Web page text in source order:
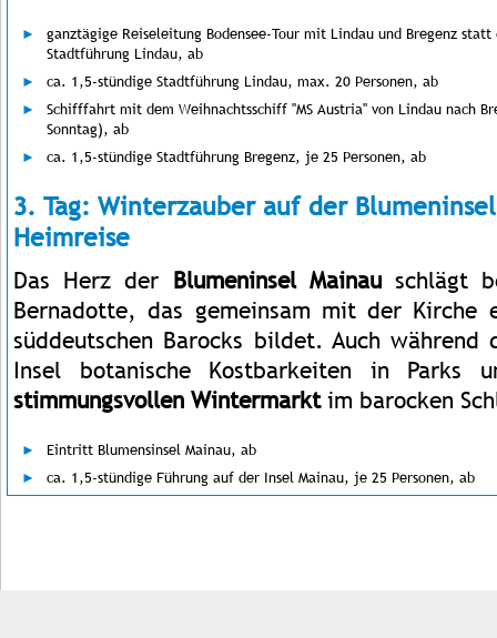
ganztägige Reiseleitung Bodensee-Tour mit Lindau und Bregenz
Stadtführung Lindau, ab
ca. 1,5-stündige Stadtführung Lindau, max. 20 Personen, ab
Schifffahrt mit dem Weihnachtsschiff "MS Austria" von Lindau nach
Sonntag), ab
ca. 1,5-stündige Stadtführung Bregenz, je 25 Personen, ab
3. Tag: Winterzauber auf der
Heimreise
Das Herz der Blumeninsel Mainauschlägt
Bernadotte, das gemeinsam mit der Kirche
süddeutschen Barocks bildet. Auch
Insel botanische Kostbarkeiten in Parks
stimmungsvollen Wintermarktim barocken
Eintritt Blumensinsel Mainau, ab
ca. 1,5-stündige Führung auf der Insel Mainau, je 25 Personen, ab